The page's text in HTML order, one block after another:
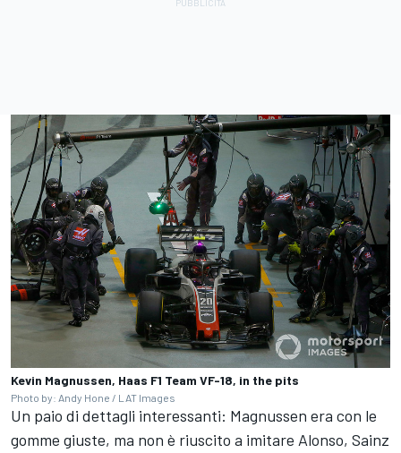
Kevin Magnussen, Haas F1 Team VF-18, in the pits
Photo by: Andy Hone / LAT Images
Un paio di dettagli interessanti: Magnussen era con le
gomme giuste, ma non è riuscito a imitare Alonso, Sainz